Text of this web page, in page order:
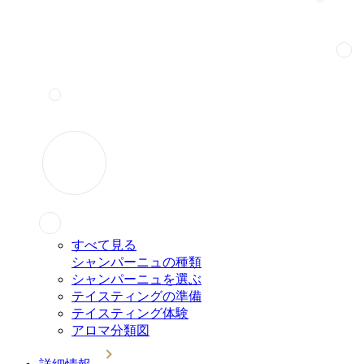
すべて見る
シャンパーニュの種類
シャンパーニュを選ぶ
テイスティングの準備
テイスティング体験
アロマ分類図